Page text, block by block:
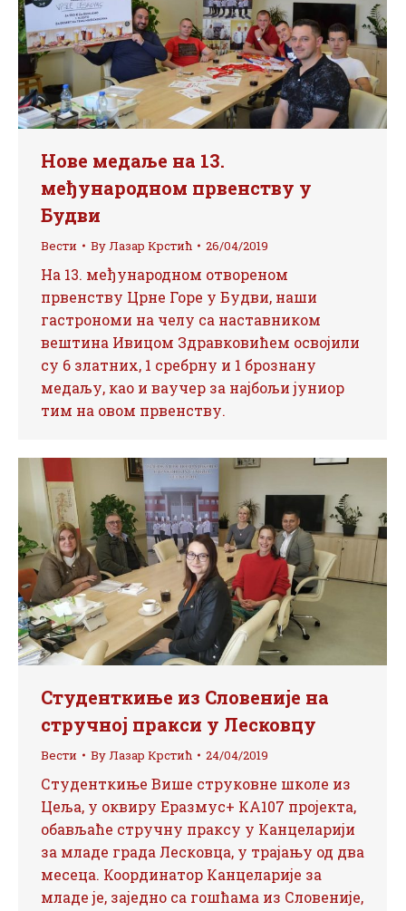
Нове медаље на 13.
међународном првенству у
Будви
Вести ByЛазар Крстић 26/04/2019
На 13. међународном отвореном
првенству Црне Горе у Будви, наши
гастрономи на челу са наставником
вештина Ивицом Здравковићем освојили
су 6 златних, 1 сребрну и 1 брознану
медаљу, као и ваучер за најбољи јуниор
тим на овом првенству.
Студенткиње из Словеније на
стручној пракси у Лесковцу
Вести ByЛазар Крстић 24/04/2019
Студенткиње Више струковне школе из
Цеља, у оквиру Еразмус+ КА107 пројекта,
обављаће стручну праксу у Канцеларији
за младе града Лесковца, у трајању од два
месеца. Координатор Канцеларије за
младе је, заједно са гошћама из Словеније,